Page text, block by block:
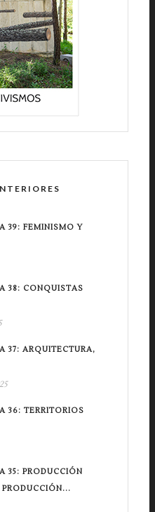
39: FEMINISMO Y
38: CONQUISTAS
37: ARQUITECTURA,
36: TERRITORIOS
35: PRODUCCIÓN
PRODUCCIÓN...